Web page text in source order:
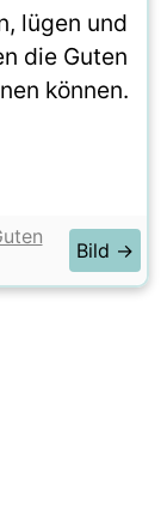
lügen und
die Guten
können.
Bild →